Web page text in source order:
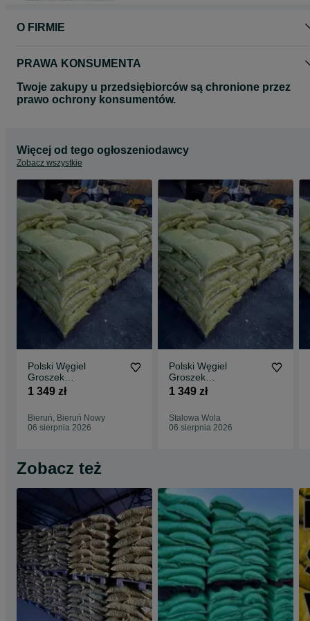
Skontaktuj się z nami – doradzimy, jaki węgiel będzie najlepszy do
Twojego pieca!
O FIRMIE
PRAWA KONSUMENTA
Twoje zakupy u przedsiębiorców są chronione przez
prawo ochrony konsumentów.
Więcej od tego ogłoszeniodawcy
Zobacz wszystkie
Polski Węgiel
Groszek
Certyfikowany PIAST
26-28MJ BEZPŁATNA
1 349 zł
Bieruń, Bieruń Nowy
06 sierpnia 2026
Polski Węgiel
Groszek
Certyfikowany PIAST
26-28MJ BEZPŁATNA
1 349 zł
Stalowa Wola
06 sierpnia 2026
Zobacz też